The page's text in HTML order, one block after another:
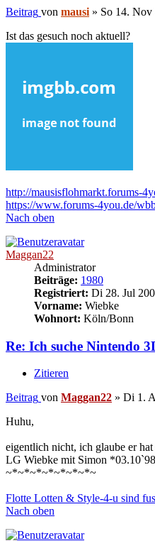
Beitrag von mausi » So 14. Nov
Ist das gesuch noch aktuell?
http://mausisflohmarkt.forums-
https://www.forums-4you.de/
Nach oben
Maggan22
Administrator
Beiträge: 1980
Registriert: Di 28. Jul
Vorname: Wiebke
Wohnort: Köln/Bonn
Re: Ich suche Nintendo
Zitieren
Beitrag von Maggan22 » Di 1.
Huhu,
eigentlich nicht, ich glaube er
LG Wiebke mit Simon
~*~*~*~*~*~*~*~
Flotte Lotten & Style-4-u sind
Nach oben